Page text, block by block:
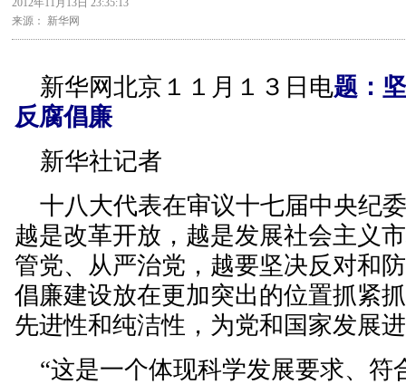
2012年11月13日 23:35:13
来源： 新华网
新华网北京１１月１３日电题：
反腐倡廉
新华社记者
十八大代表在审议十七届中央纪
越是改革开放，越是发展社会主义
管党、从严治党，越要坚决反对和
倡廉建设放在更加突出的位置抓紧
先进性和纯洁性，为党和国家发展
“这是一个体现科学发展要求、符